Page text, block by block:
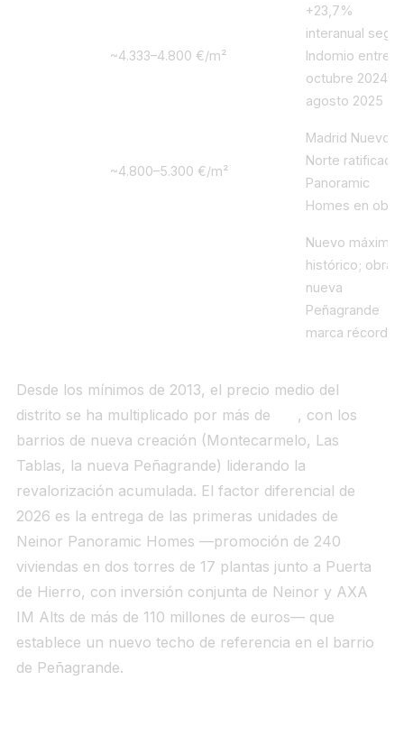
~4.333–4.800 €/m²
+23,7%
interanual
Indomio entre
octubre 2024 y
agosto 2025
~4.800–5.300 €/m²
Madrid Nuevo
Norte ratificado;
Panoramic
Homes en
Nuevo máximo
histórico; obra
nueva
Peñagrande
marca récords
Desde los mínimos de 2013, el precio medio del
distrito se ha multiplicado por más de
, con los
barrios de nueva creación (Montecarmelo, Las
Tablas, la nueva Peñagrande) liderando la
revalorización acumulada. El factor diferencial de
2026 es la entrega de las primeras unidades de
Neinor Panoramic Homes —promoción de 240
viviendas en dos torres de 17 plantas junto a Puerta
de Hierro, con inversión conjunta de Neinor y AXA
IM Alts de más de 110 millones de euros— que
establece un nuevo techo de referencia en el barrio
de Peñagrande.